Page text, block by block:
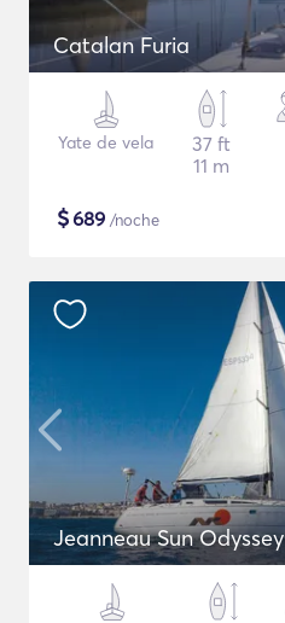
Catalan Furia
Yate de vela
37 ft
11 m
$689 /noche
Jeanneau Sun Odyssey